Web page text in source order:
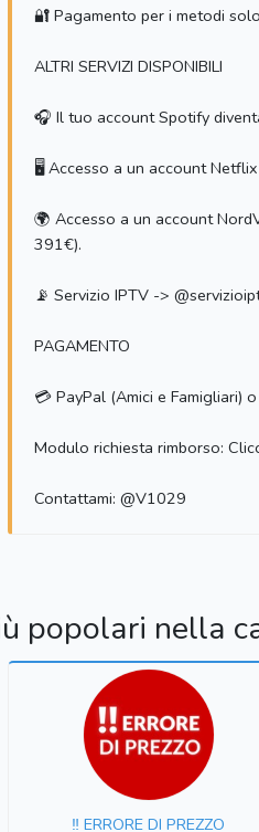
🔐 Pagamento per i metodi
ALTRI SERVIZI DISPONIBILI
🎧 Il tuo account Spotify
🖥 Accesso a un account
🌍 Accesso a un account
391€).
📡 Servizio IPTV ->
PAGAMENTO
💳 PayPal (Amici e Famigliari)
Modulo richiesta rimborso:
Contattami: @V1029
popolari nella
‼️ ERRORE DI PREZZO